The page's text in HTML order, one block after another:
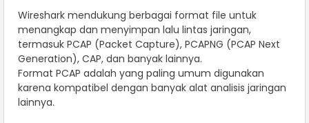
Wireshark mendukung berbagai format file untuk
menangkap dan menyimpan lalu lintas jaringan,
termasuk PCAP (Packet Capture), PCAPNG (PCAP Next
Generation), CAP, dan banyak lainnya.
Format PCAP adalah yang paling umum digunakan
karena kompatibel dengan banyak alat analisis jaringan
lainnya.